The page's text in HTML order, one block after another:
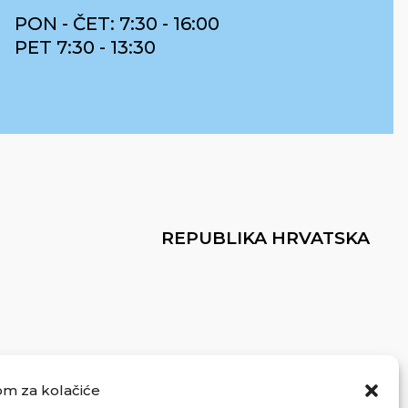
za kolačiće
PON - ČET: 7:30 - 16:00
PET 7:30 - 13:30
REPUBLIKA HRVATSKA